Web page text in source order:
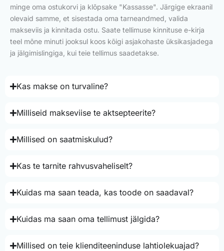
minge oma ostukorvi ja klõpsake "Kassasse". Järgige ekraanil
olevaid samme, et sisestada oma tarneandmed, valida
makseviis ja kinnitada ostu. Saate tellimuse kinnituse e-kirja
teel mõne minuti jooksul koos kõigi asjakohaste üksikasjadega
ja jälgimislingiga, kui teie tellimus saadetakse.
Kas makse on turvaline?
Milliseid makseviise te aktsepteerite?
Millised on saatmiskulud?
Kas te tarnite rahvusvaheliselt?
Kuidas ma saan teada, kas toode on saadaval?
Kuidas ma saan oma tellimust jälgida?
Millised on teie klienditeeninduse lahtiolekuajad?